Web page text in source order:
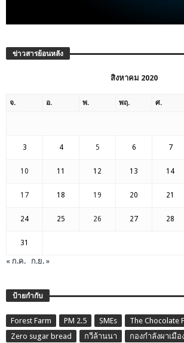
ข่าวสารย้อนหลัง
สิงหาคม 2020
จ. อ. พ. พฤ. ศ.
3 4 5 6 7
10 11 12 13 14
17 18 19 20 21
24 25 26 27 28
31
« ก.ค. ก.ย. »
ป้ายกำกับ
Forest Farm PM 2.5 SMEs
The Chocolate
Zero sugar bread
กวีล้านนา กองกำลังผาเมือ